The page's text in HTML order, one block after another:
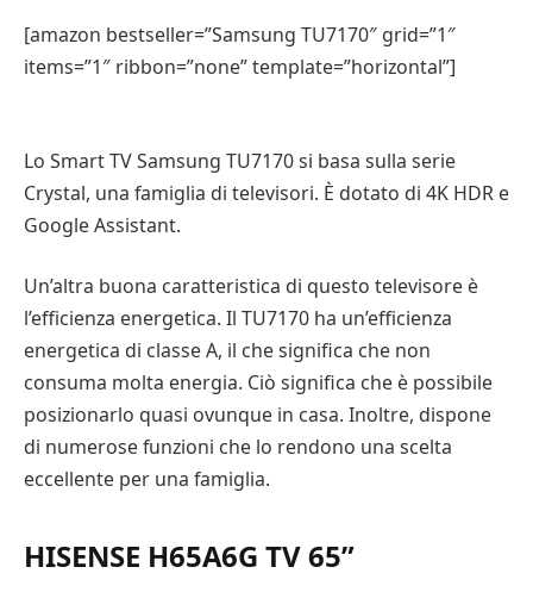
[amazon bestseller=”Samsung TU7170″ grid=”1″
items=”1″ ribbon=”none” template=”horizontal”]
Lo Smart TV Samsung TU7170 si basa sulla serie
Crystal, una famiglia di televisori. È dotato di 4K HDR e
Google Assistant.
Un’altra buona caratteristica di questo televisore è
l’efficienza energetica. Il TU7170 ha un’efficienza
energetica di classe A, il che significa che non
consuma molta energia. Ciò significa che è possibile
posizionarlo quasi ovunque in casa. Inoltre, dispone
di numerose funzioni che lo rendono una scelta
eccellente per una famiglia.
HISENSE H65A6G TV 65”